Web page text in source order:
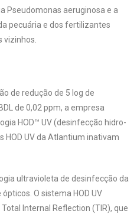
Pseudomonas aeruginosa e a
pecuária e dos fertilizantes
vizinhos.
de redução de 5 log de
de 0,02 ppm, a empresa
HOD™ UV (desinfecção hidro-
HOD UV da Atlantium inativam
ultravioleta de desinfecção da
O sistema HOD UV
Internal Reflection (TIR), que